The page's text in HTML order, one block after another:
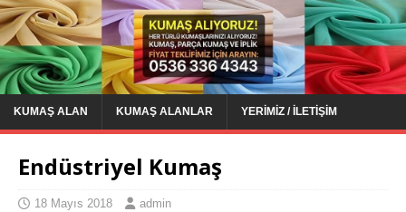
KUMAŞ ALAN KUMAŞ ALANLAR YERIMIZ / İLETIŞIM
Endüstriyel Kumaş
18 Mayıs 2018 admin